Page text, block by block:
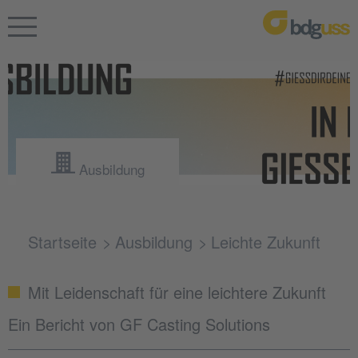
Ausbildung
Startseite Ausbildung Leichte Zukunft
Mit Leidenschaft für eine leichtere Zukunft
Ein Bericht von GF Casting Solutions